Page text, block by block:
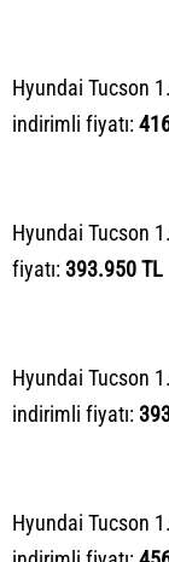
Hyundai Tucson
indirimli fiyatı:
Hyundai Tucson
fiyatı: 393.950 TL
Hyundai Tucson
indirimli fiyatı:
Hyundai Tucson